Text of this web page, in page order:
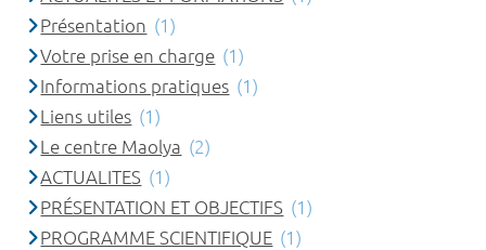
Présentation (1)
Votre prise en charge (1)
Informations pratiques (1)
Liens utiles (1)
Le centre Maolya (2)
ACTUALITES (1)
PRÉSENTATION ET OBJECTIFS (1)
PROGRAMME SCIENTIFIQUE (1)